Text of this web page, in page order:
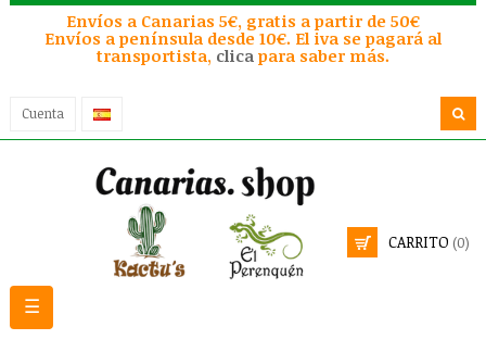
Envíos a Canarias 5€, gratis a partir de 50€
Envíos a península desde 10€. El iva se pagará al
transportista, clica para saber más.
Cuenta
CARRITO (0)
Navegación
de
☰